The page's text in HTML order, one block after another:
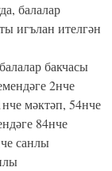
балалар
игълан ителгән
бакчасы
2нче
мәктәп, 54нче
84нче
санлы